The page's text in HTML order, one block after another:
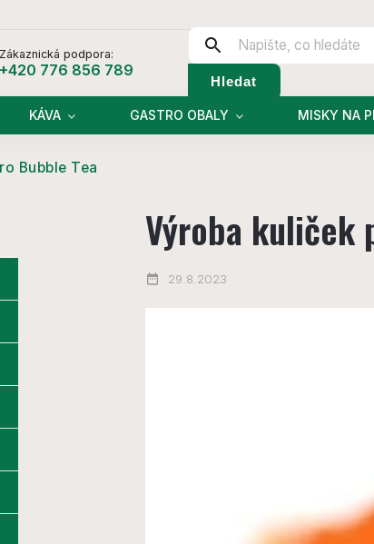
Zákaznická podpora:
+420 776 856 789
Hledat
KÁVA GASTRO OBALY MISKY NA
Bubble Tea
Výroba kuliček
29.8.2023